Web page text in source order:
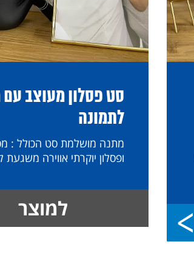
סט פסלון מעוצב
לתמונה
מתנה מושלמת סט הכולל :
ופסלון יוקרתי אווירה
למוצר